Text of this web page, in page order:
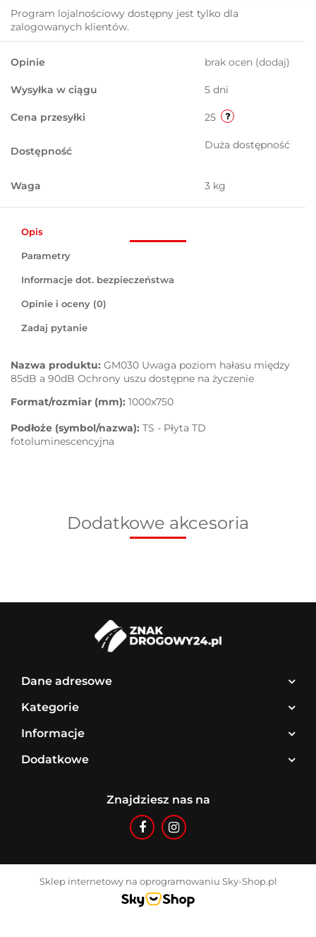
Program lojalnościowy dostępny jest tylko dla
zalogowanych klientów.
Opinie brak ocen (dodaj)
Wysyłka w ciągu 5 dni
Cena przesyłki 25
Dostępność Duża dostępność
Waga 3 kg
Opis
Parametry
Informacje dot. bezpieczeństwa
Opinie i oceny (0)
Zadaj pytanie
Nazwa produktu: GM030 Uwaga poziom hałasu między
85dB a 90dB Ochrony uszu dostępne na życzenie
Format/rozmiar (mm): 1000x750
Podłoże (symbol/nazwa): TS - Płyta TD
fotoluminescencyjna
Dodatkowe akcesoria
Dane adresowe
Kategorie
Informacje
Dodatkowe
Znajdziesz nas na
Sklep internetowy na oprogramowaniu Sky-Shop.pl